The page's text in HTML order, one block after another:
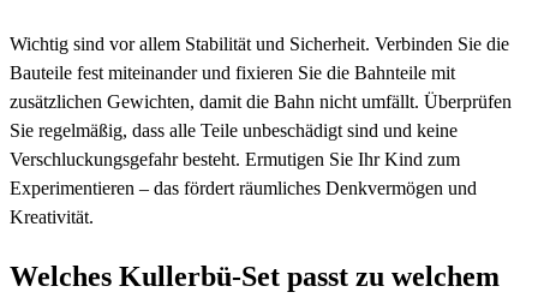
Wichtig sind vor allem Stabilität und Sicherheit. Verbinden Sie die
Bauteile fest miteinander und fixieren Sie die Bahnteile mit
zusätzlichen Gewichten, damit die Bahn nicht umfällt. Überprüfen
Sie regelmäßig, dass alle Teile unbeschädigt sind und keine
Verschluckungsgefahr besteht. Ermutigen Sie Ihr Kind zum
Experimentieren – das fördert räumliches Denkvermögen und
Kreativität.
Welches Kullerbü-Set passt zu welchem